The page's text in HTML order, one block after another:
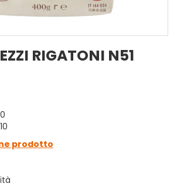
RIGATONI N51
prodotto